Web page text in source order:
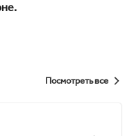
Посмотреть все